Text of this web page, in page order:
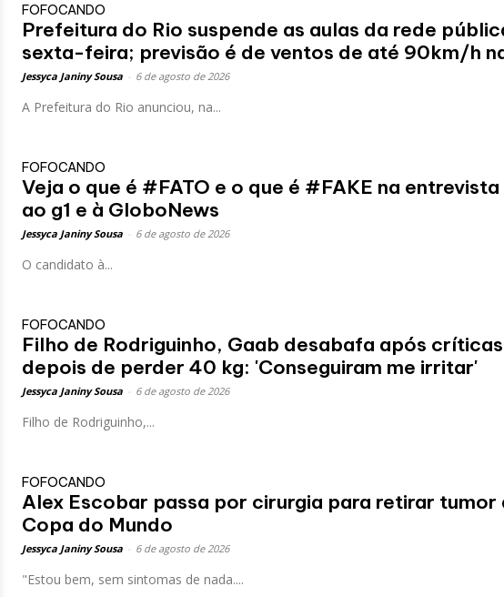
FOFOCANDO
Prefeitura do Rio suspende as aulas da rede
sexta-feira; previsão é de ventos de até 90km/h
Jessyca Janiny Sousa 6 de agosto de 2026
A Prefeitura do Rio anunciou, na...
FOFOCANDO
Veja o que é #FATO e o que é #FAKE na
ao g1 e à GloboNews
Jessyca Janiny Sousa 6 de agosto de 2026
O candidato à...
FOFOCANDO
Filho de Rodriguinho, Gaab desabafa após
depois de perder 40 kg: 'Conseguiram me irritar'
Jessyca Janiny Sousa 6 de agosto de 2026
Filho de Rodriguinho,...
FOFOCANDO
Alex Escobar passa por cirurgia para retirar
Copa do Mundo
Jessyca Janiny Sousa 6 de agosto de 2026
"Estou bem, sem sintomas de nada....